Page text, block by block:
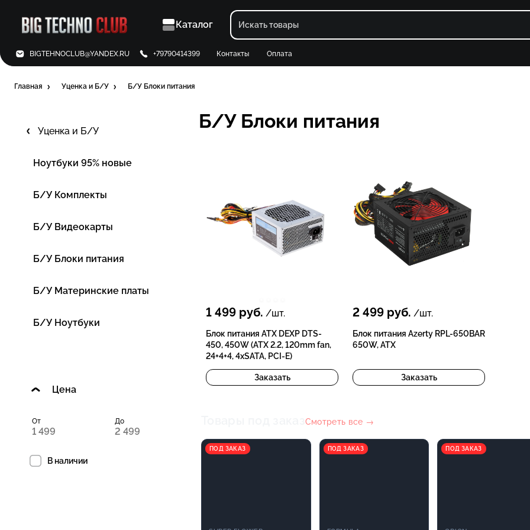
Каталог
BIGTEHNOCLUB@YANDEX.RU +79790414399 Контакты Оплата
Главная Уценка и Б/У Б/У Блоки питания
Уценка и Б/У
Ноутбуки 95% новые
Б/У Комплекты
Б/У Видеокарты
Б/У Блоки питания
Б/У Материнские платы
Б/У Ноутбуки
Цена
От До
В наличии
Б/У Блоки питания
1 499 руб. /шт.
Блок питания ATX DEXP DTS-
450, 450W (ATX 2.2, 120mm fan,
24+4+4, 4xSATA, PCI-E)
Заказать
2 499 руб. /шт.
Блок питания Azerty RPL-650BAR
650W, ATX
Заказать
Смотреть все →
ПОД ЗАКАЗ ПОД ЗАКАЗ ПОД ЗАКАЗ